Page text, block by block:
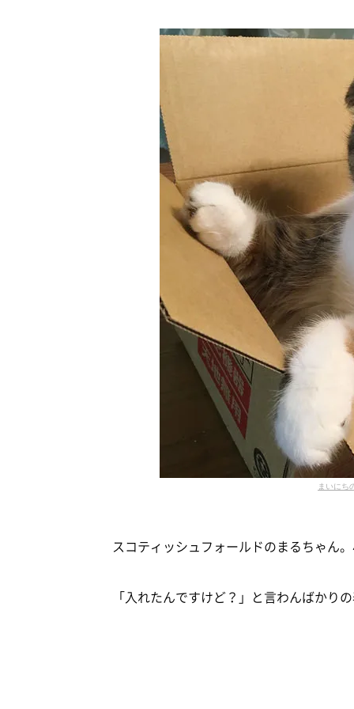
まいにち
スコティッシュフォールドのまるちゃん
「入れたんですけど？」と言わんばかり